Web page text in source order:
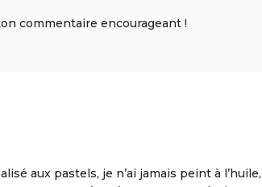
commentaire encourageant !
aux pastels, je n’ai jamais peint à l’huile,